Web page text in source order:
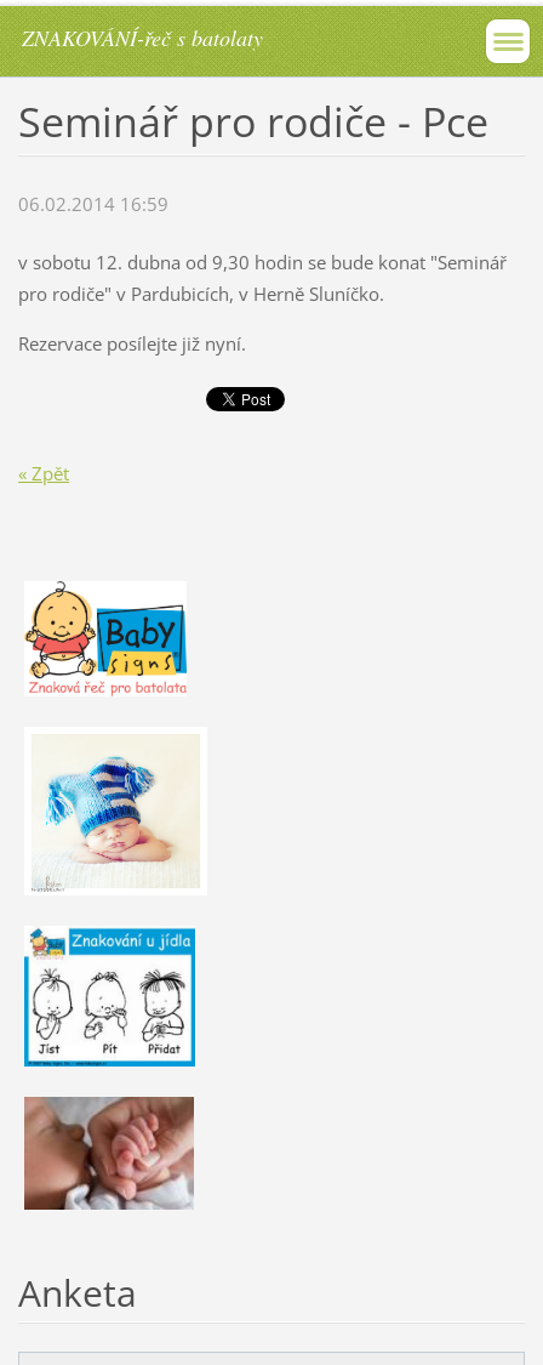
ZNAKOVÁNÍ-řeč s batolaty
Seminář pro rodiče - Pce
06.02.2014 16:59
v sobotu 12. dubna od 9,30 hodin se bude konat "Seminář
pro rodiče" v Pardubicích, v Herně Sluníčko.
Rezervace posílejte již nyní.
« Zpět
Anketa